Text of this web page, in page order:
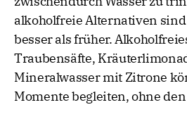
alkoholfreie Alternativen
besser als früher.
Traubensäfte,
Mineralwasser mit Zitrone
Momente begleiten, ohne